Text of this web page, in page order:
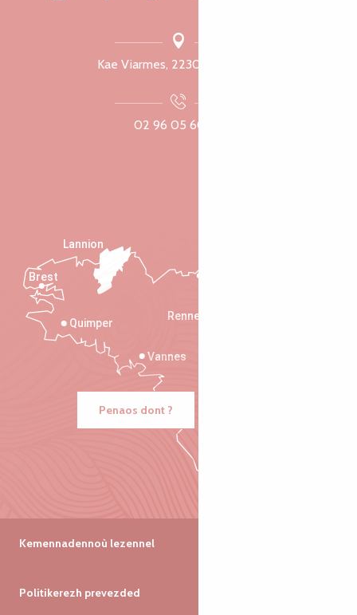
Kae Viarmes, 22300 Lannuon
02 96 05 60 70
Rennes
Vannes
Quimper
Lannion
Brest
Penaos dont ?
Kemennadennoù lezennel
Politikerezh prevezded